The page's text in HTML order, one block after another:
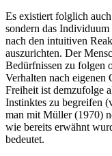
Es existiert folglich
sondern das
nach den intuitiven
auszurichten. Der
Bedürfnissen zu folgen
Verhalten nach eigenen
Freiheit ist demzufolge
Instinktes zu begreifen
man mit Müller (1970)
wie bereits erwähnt
bedeutet.